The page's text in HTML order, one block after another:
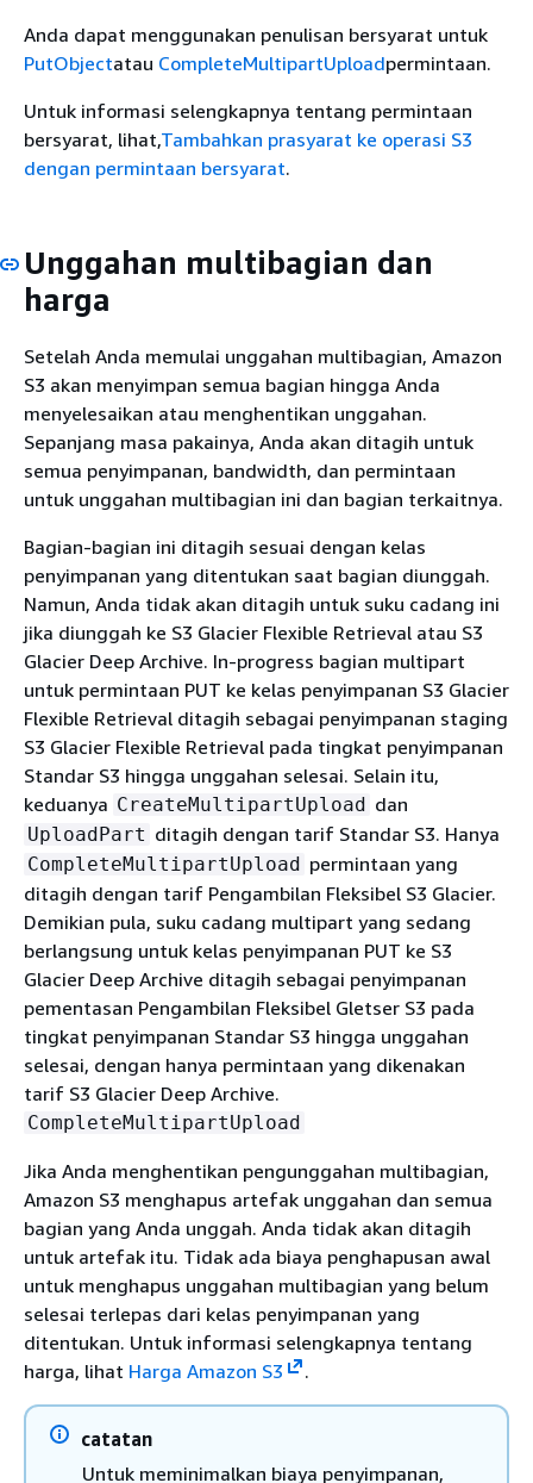
Anda dapat menggunakan penulisan bersyarat untuk
PutObjectatau CompleteMultipartUploadpermintaan.
Untuk informasi selengkapnya tentang permintaan
bersyarat, lihat,Tambahkan prasyarat ke operasi S3
dengan permintaan bersyarat.
Unggahan multibagian dan
harga
Setelah Anda memulai unggahan multibagian, Amazon
S3 akan menyimpan semua bagian hingga Anda
menyelesaikan atau menghentikan unggahan.
Sepanjang masa pakainya, Anda akan ditagih untuk
semua penyimpanan, bandwidth, dan permintaan
untuk unggahan multibagian ini dan bagian terkaitnya.
Bagian-bagian ini ditagih sesuai dengan kelas
penyimpanan yang ditentukan saat bagian diunggah.
Namun, Anda tidak akan ditagih untuk suku cadang ini
jika diunggah ke S3 Glacier Flexible Retrieval atau S3
Glacier Deep Archive. In-progress bagian multipart
untuk permintaan PUT ke kelas penyimpanan S3 Glacier
Flexible Retrieval ditagih sebagai penyimpanan staging
S3 Glacier Flexible Retrieval pada tingkat penyimpanan
Standar S3 hingga unggahan selesai. Selain itu,
keduanya CreateMultipartUpload dan
UploadPart ditagih dengan tarif Standar S3. Hanya
CompleteMultipartUpload permintaan yang
ditagih dengan tarif Pengambilan Fleksibel S3 Glacier.
Demikian pula, suku cadang multipart yang sedang
berlangsung untuk kelas penyimpanan PUT ke S3
Glacier Deep Archive ditagih sebagai penyimpanan
pementasan Pengambilan Fleksibel Gletser S3 pada
tingkat penyimpanan Standar S3 hingga unggahan
selesai, dengan hanya permintaan yang dikenakan
tarif S3 Glacier Deep Archive.
CompleteMultipartUpload
Jika Anda menghentikan pengunggahan multibagian,
Amazon S3 menghapus artefak unggahan dan semua
bagian yang Anda unggah. Anda tidak akan ditagih
untuk artefak itu. Tidak ada biaya penghapusan awal
untuk menghapus unggahan multibagian yang belum
selesai terlepas dari kelas penyimpanan yang
ditentukan. Untuk informasi selengkapnya tentang
harga, lihat Harga Amazon S3 .
catatan
Untuk meminimalkan biaya penyimpanan,